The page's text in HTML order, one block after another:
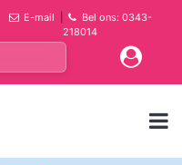
E-mail
Bel ons: 0343-
218014